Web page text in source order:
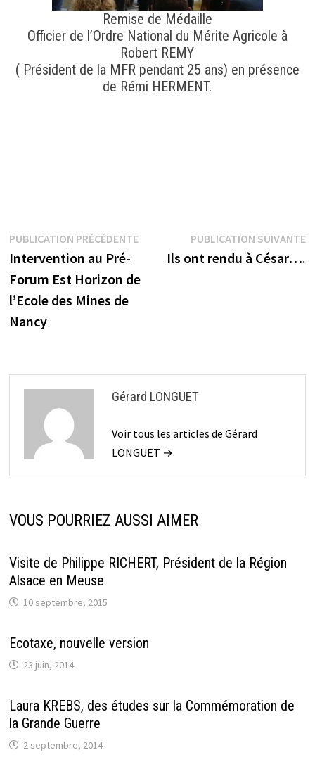
Remise de Médaille
Officier de l’Ordre National du Mérite Agricole à
Robert REMY
( Président de la MFR pendant 25 ans) en présence
de Rémi HERMENT.
Navigation
de
l’article
PUBLICATION PRÉCÉDENTEPublication
précédente :
Intervention au Pré-
Forum Est Horizon de
l’Ecole des Mines de
Nancy
PUBLICATION SUIVANTE
Ils ont rendu à César….
Gérard LONGUET
Voir tous les articles de Gérard
LONGUET →
VOUS POURRIEZ AUSSI AIMER
Visite de Philippe RICHERT, Président de la Région
Alsace en Meuse
10 septembre, 2015
Ecotaxe, nouvelle version
23 juin, 2014
Laura KREBS, des études sur la Commémoration de
la Grande Guerre
2 septembre, 2014